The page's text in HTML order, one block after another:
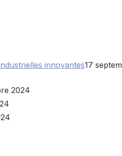
innovantes17
2024